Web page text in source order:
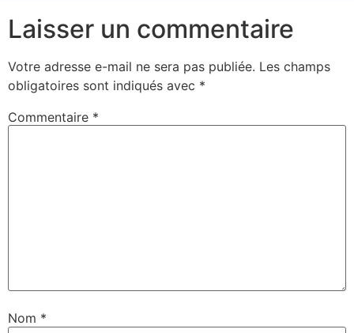
Laisser un commentaire
Votre adresse e-mail ne sera pas publiée. Les champs
obligatoires sont indiqués avec *
Commentaire *
Nom *